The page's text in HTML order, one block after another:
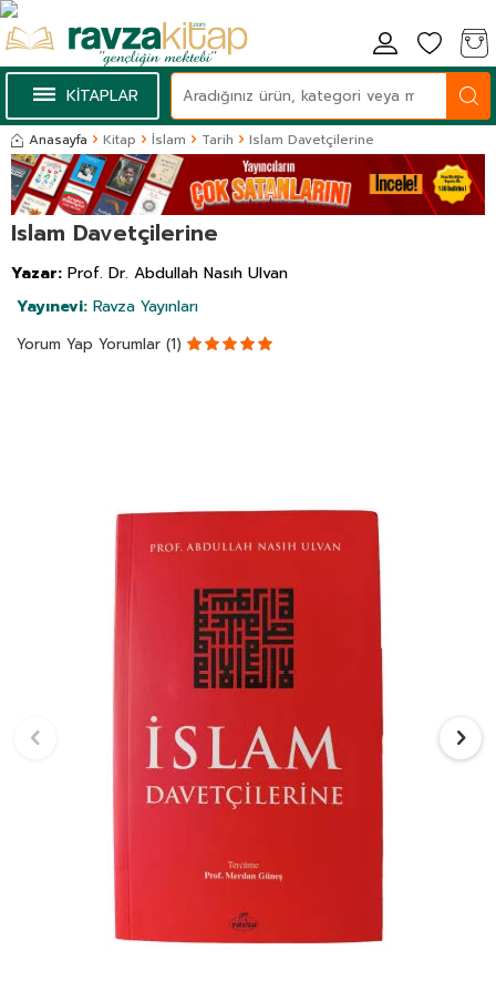
KİTAPLAR
Anasayfa Kitap İslam Tarih Islam Davetçilerine
Islam Davetçilerine
Yazar: Prof. Dr. Abdullah Nasıh Ulvan
Yayınevi: Ravza Yayınları
Yorum Yap Yorumlar (1)